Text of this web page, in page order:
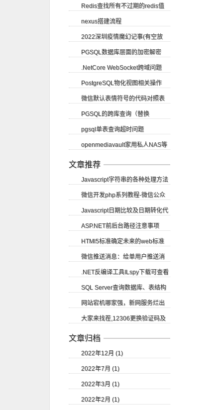
Redis查找所有不过期的redis值
nexus搭建流程
2022深圳疫情魔幻记事(有空放
图)
PGSQL数据库层面的加密解密
.NetCore WebSocket跨域问题
SignalR CORS跨域
PostgreSQL物化视图相关操作
微信默认表情符号的代码对照表
PGSQL的跨库查询（替换
dblink）
pgsql单表查询超时问题
（vacuum）
openmediavault家用私人NAS等
应用部署教程
文章推荐
Javascript字符串的各种处理方法
微信开发php系列教程-微信公众
账号申请
Javascript日期比较及日期转化代
码
ASP.NET前后台路径注意事项
HTMl5标准确定未来的web标准
微信推送消息：给单用户推送消
息
.NET反编译工具ILspy下载可查看
源码
SQL Server查询数据库、表结构
等
网站宕机哪家强，新网服务烂出
翔
大家来找茬,12306更换验证码及
验证码的识别
文章归档
2022年12月 (1)
2022年7月 (1)
2022年3月 (1)
2022年2月 (1)